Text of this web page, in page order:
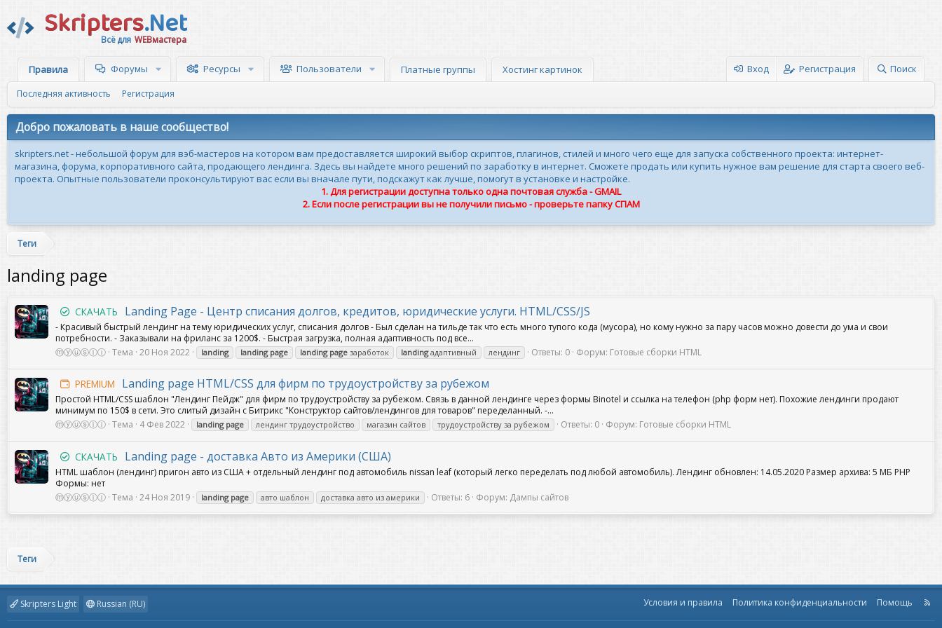
Skripters.Net
Всё для WEBмастера
Правила Форумы Ресурсы Пользователи Платные группы Хостинг картинок Вход Регистрация Поиск
Последняя активность Регистрация
Добро пожаловать в наше сообщество!
skripters.net - небольшой форум для вэб-мастеров на котором вам предоставляется широкий выбор скриптов, плагинов, стилей и много чего еще для запуска собственного проекта: интернет-
магазина, форума, корпоративного сайта, продающего лендинга. Здесь вы найдете много решений по заработку в интернет. Сможете продать или купить нужное вам решение для старта своего веб-
проекта. Опытные пользователи проконсультируют вас если вы вначале пути, подскажут как лучше, помогут в установке и настройке.
1. Для регистрации доступна только одна почтовая служба - GMAIL
2. Если после регистрации вы не получили письмо - проверьте папку СПАМ
Теги
landing page
СКАЧАТЬ Landing Page - Центр списания долгов, кредитов, юридические услуги. HTML/CSS/JS
- Красивый быстрый лендинг на тему юридических услуг, списания долгов - Был сделан на тильде так что есть много тупого кода (мусора), но кому нужно за пару часов можно довести до ума и свои
потребности. - Заказывали на фриланс за 1200$. - Быстрая загрузка, полная адаптивность под все...
ⓜⓨⓤⓢⓛⓘ Тема 20 Ноя 2022 landing landing page landing page заработок landingадаптивный лендинг Ответы: 0 Форум: Готовые сборки HTML
PREMIUM Landing page HTML/CSS для фирм по трудоустройству за рубежом
Простой HTML/CSS шаблон "Лендинг Пейдж" для фирм по трудоустройству за рубежом. Связь в данной лендинге через формы Binotel и ссылка на телефон (php форм нет). Похожие лендинги продают
минимум по 150$ в сети. Это слитый дизайн с Битрикс "Конструктор сайтов/лендингов для товаров" переделанный. -...
ⓜⓨⓤⓢⓛⓘ Тема 4 Фев 2022 landing page лендинг трудоустройство магазин сайтов трудоустройству за рубежом Ответы: 0 Форум: Готовые сборки HTML
СКАЧАТЬ Landing page - доставка Авто из Америки (США)
HTML шаблон (лендинг) пригон авто из США + отдельный лендинг под автомобиль nissan leaf (который легко переделать под любой автомобиль). Лендинг обновлен: 14.05.2020 Размер архива: 5 МБ PHP
Формы: нет
ⓜⓨⓤⓢⓛⓘ Тема 24 Ноя 2019 landing page авто шаблон доставка авто из америки Ответы: 6 Форум: Дампы сайтов
Теги
Skripters Light Russian (RU) Условия и правила Политика конфиденциальности Помощь
R